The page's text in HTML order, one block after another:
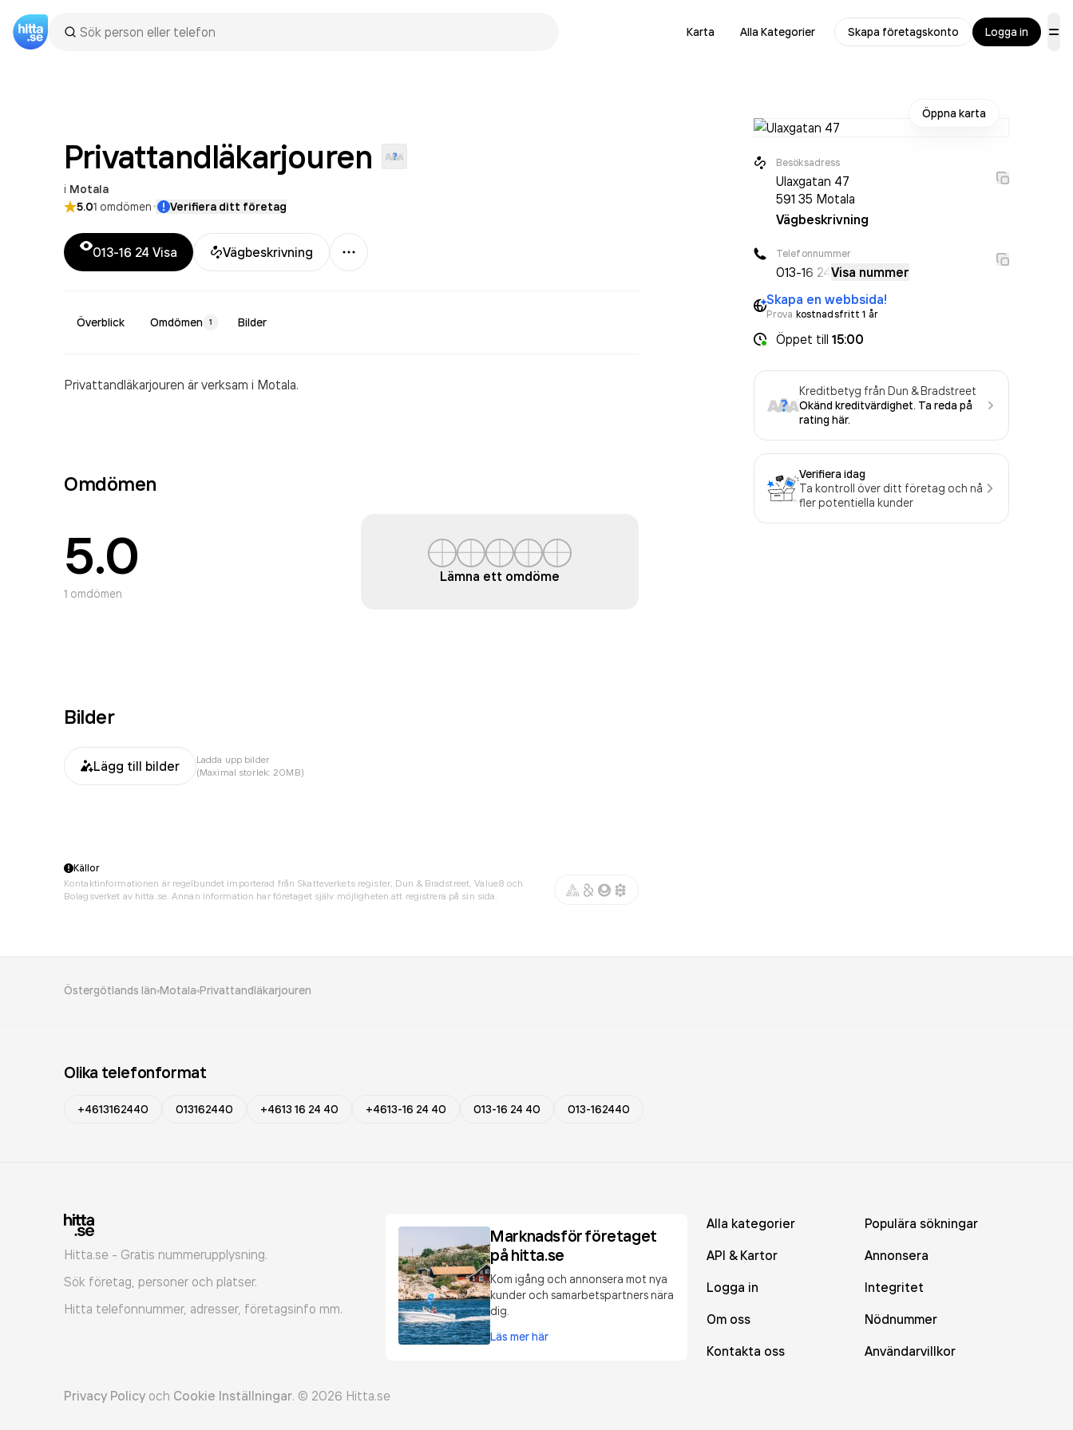
Karta Alla Kategorier Skapa företagskonto Logga in
Privattandläkarjouren
i Motala
5.01 omdömen· Verifiera ditt företag
013-16 24 Visa Vägbeskrivning
Mer
Överblick Omdömen 1 Bilder
Privattandläkarjouren är verksam i Motala.
Omdömen
5.0
1 omdömen
Lämna ett omdöme
Bilder
Lägg till bilder
Ladda upp bilder
(Maximal storlek: 20MB)
Öppna karta
Besöksadress
Ulaxgatan 47
591 35 Motala
Vägbeskrivning
Telefonnummer
013-16 24Visa nummer
Skapa en webbsida!
Prova kostnadsfritt 1 år
Öppet till 15:00
Kreditbetyg från Dun & Bradstreet
Okänd kreditvärdighet. Ta reda på
rating här.
Verifiera idag
Ta kontroll över ditt företag och nå
fler potentiella kunder
Källor
Kontaktinformationen är regelbundet importerad från Skatteverkets register, Dun & Bradstreet, Value8 och
Bolagsverket av hitta.se. Annan information har företaget själv möjligheten att registrera på sin sida.
Östergötlands län Motala Privattandläkarjouren
Olika telefonformat
+4613162440 013162440 +4613 16 24 40 +4613-16 24 40 013-16 24 40 013-162440
Hitta.se - Gratis nummerupplysning.
Sök företag, personer och platser.
Hitta telefonnummer, adresser, företagsinfo mm.
Marknadsför företaget
på hitta.se
Kom igång och annonsera mot nya
kunder och samarbetspartners nära
dig.
Läs mer här
Alla kategorier
Populära sökningar
API & Kartor
Annonsera
Logga in
Integritet
Om oss
Nödnummer
Kontakta oss
Användarvillkor
Privacy Policy och Cookie Inställningar. © 2026 Hitta.se